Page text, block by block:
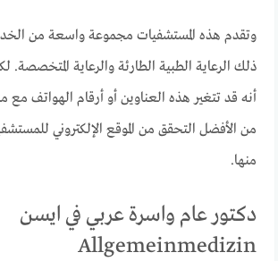
وتقدم هذه المستشفيات مجموعة واسعة من
ذلك الرعاية الطبية الطارئة والرعاية
أنه قد تتغير هذه العناوين أو أرقام الهواتف مع
من الأفضل التحقق من الموقع الإلكتروني
منها.
دكتور عام واسرة عربي في ايسن
Allgemeinmedizin